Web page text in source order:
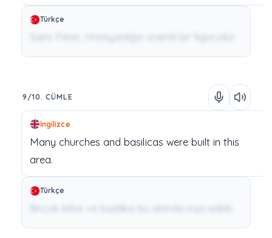
Türkçe
Saint Peter, Hristiyanlığın önemli bir figürüdür.
9/10. CÜMLE
İngilizce
Many churches and basilicas were built in this
area.
Türkçe
Birçok kilise ve bazilika bu alanda inşa edildi.